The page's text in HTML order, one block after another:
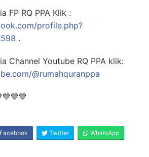
FP RQ PPA Klik :
profile.php?
.
Channel Youtube RQ PPA klik:
@rumahquranppa
Facebook Twitter WhatsApp